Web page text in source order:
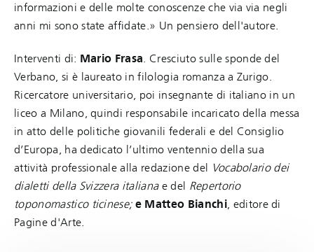
informazioni e delle molte conoscenze che via via negli
anni mi sono state affidate.» Un pensiero dell'autore.
Interventi di: Mario Frasa. Cresciuto sulle sponde del
Verbano, si è laureato in filologia romanza a Zurigo.
Ricercatore universitario, poi insegnante di italiano in un
liceo a Milano, quindi responsabile incaricato della messa
in atto delle politiche giovanili federali e del Consiglio
d’Europa, ha dedicato l’ultimo ventennio della sua
attività professionale alla redazione del Vocabolario dei
dialetti della Svizzera italiana e del Repertorio
toponomastico ticinese; e Matteo Bianchi, editore di
Pagine d'Arte.